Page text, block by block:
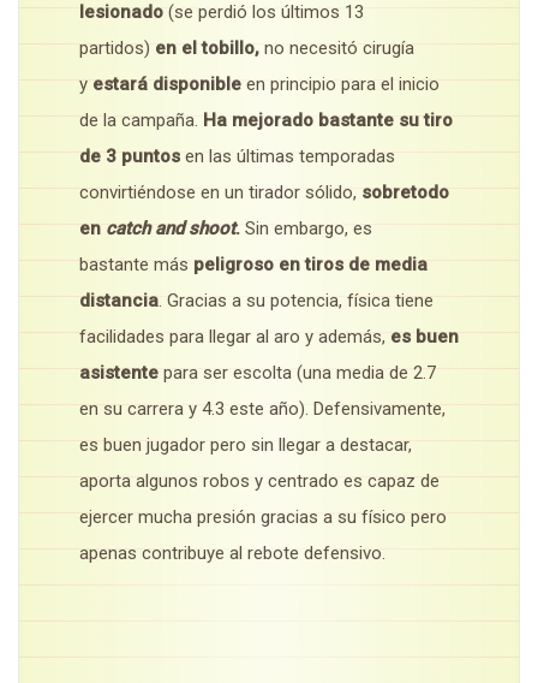
lesionado (se perdió los últimos 13
partidos) en el tobillo, no necesitó cirugía
y estará disponible en principio para el inicio
de la campaña. Ha mejorado bastante su tiro
de 3 puntos en las últimas temporadas
convirtiéndose en un tirador sólido, sobretodo
en catch and shoot. Sin embargo, es
bastante más peligroso en tiros de media
distancia. Gracias a su potencia, física tiene
facilidades para llegar al aro y además, es buen
asistente para ser escolta (una media de 2.7
en su carrera y 4.3 este año). Defensivamente,
es buen jugador pero sin llegar a destacar,
aporta algunos robos y centrado es capaz de
ejercer mucha presión gracias a su físico pero
apenas contribuye al rebote defensivo.